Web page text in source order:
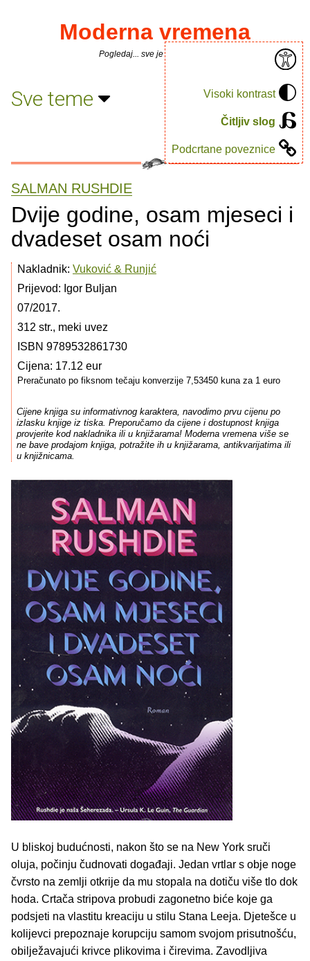
Visoki kontrast
Čitljiv slog
Podcrtane poveznice
Moderna vremena
Pogledaj... sve je puno knjiga.
Sve teme
SALMAN RUSHDIE
Dvije godine, osam mjeseci i
dvadeset osam noći
Nakladnik: Vuković & Runjić
Prijevod: Igor Buljan
07/2017.
312 str., meki uvez
ISBN 9789532861730
Cijena: 17.12 eur
Preračunato po fiksnom tečaju konverzije 7,53450 kuna za 1 euro
Cijene knjiga su informativnog karaktera, navodimo prvu cijenu po
izlasku knjige iz tiska. Preporučamo da cijene i dostupnost knjiga
provjerite kod nakladnika ili u knjižarama! Moderna vremena više se
ne bave prodajom knjiga, potražite ih u knjižarama, antikvarijatima ili
u knjižnicama.
U bliskoj budućnosti, nakon što se na New York sruči
oluja, počinju čudnovati događaji. Jedan vrtlar s obje noge
čvrsto na zemlji otkrije da mu stopala na dotiču više tlo dok
hoda. Crtača stripova probudi zagonetno biće koje ga
podsjeti na vlastitu kreaciju u stilu Stana Leeja. Djetešce u
kolijevci prepoznaje korupciju samom svojom prisutnošću,
obilježavajući krivce plikovima i čirevima. Zavodljiva